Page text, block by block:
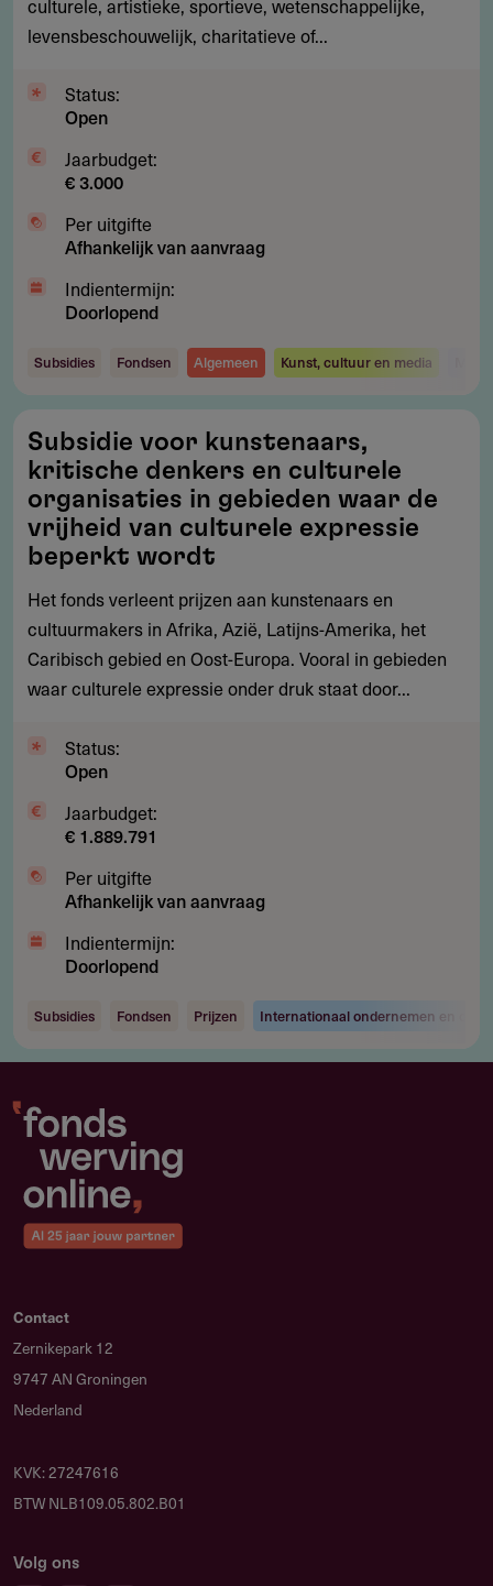
kunst
en
sport,
wetenschap,
levensbeschouwing
het
algemeen
culturele, artistieke, sportieve, wetenschappelijke,
levensbeschouwelijk, charitatieve of...
Status:
Open
Jaarbudget:
€ 3.000
Per uitgifte
Afhankelijk van aanvraag
Indientermijn:
Doorlopend
Subsidies Fondsen Algemeen Kunst, cultuur en media
voor
kunstenaars,
kritische
denkers
en
culturele
organisaties
in
gebieden
de
vrijheid
van
culturele
expressie
beperkt
Subsidie voor kunstenaars,
kritische denkers en culturele
organisaties in gebieden waar de
vrijheid van culturele expressie
beperkt wordt
Het fonds verleent prijzen aan kunstenaars en
cultuurmakers in Afrika, Azië, Latijns-Amerika, het
Caribisch gebied en Oost-Europa. Vooral in gebieden
waar culturele expressie onder druk staat door...
Status:
Open
Jaarbudget:
€ 1.889.791
Per uitgifte
Afhankelijk van aanvraag
Indientermijn:
Doorlopend
Subsidies Fondsen Prijzen Internationaal ondernemen en
Contact
Zernikepark 12
9747 AN Groningen
Nederland
KVK: 27247616
BTW NLB109.05.802.B01
Volg ons